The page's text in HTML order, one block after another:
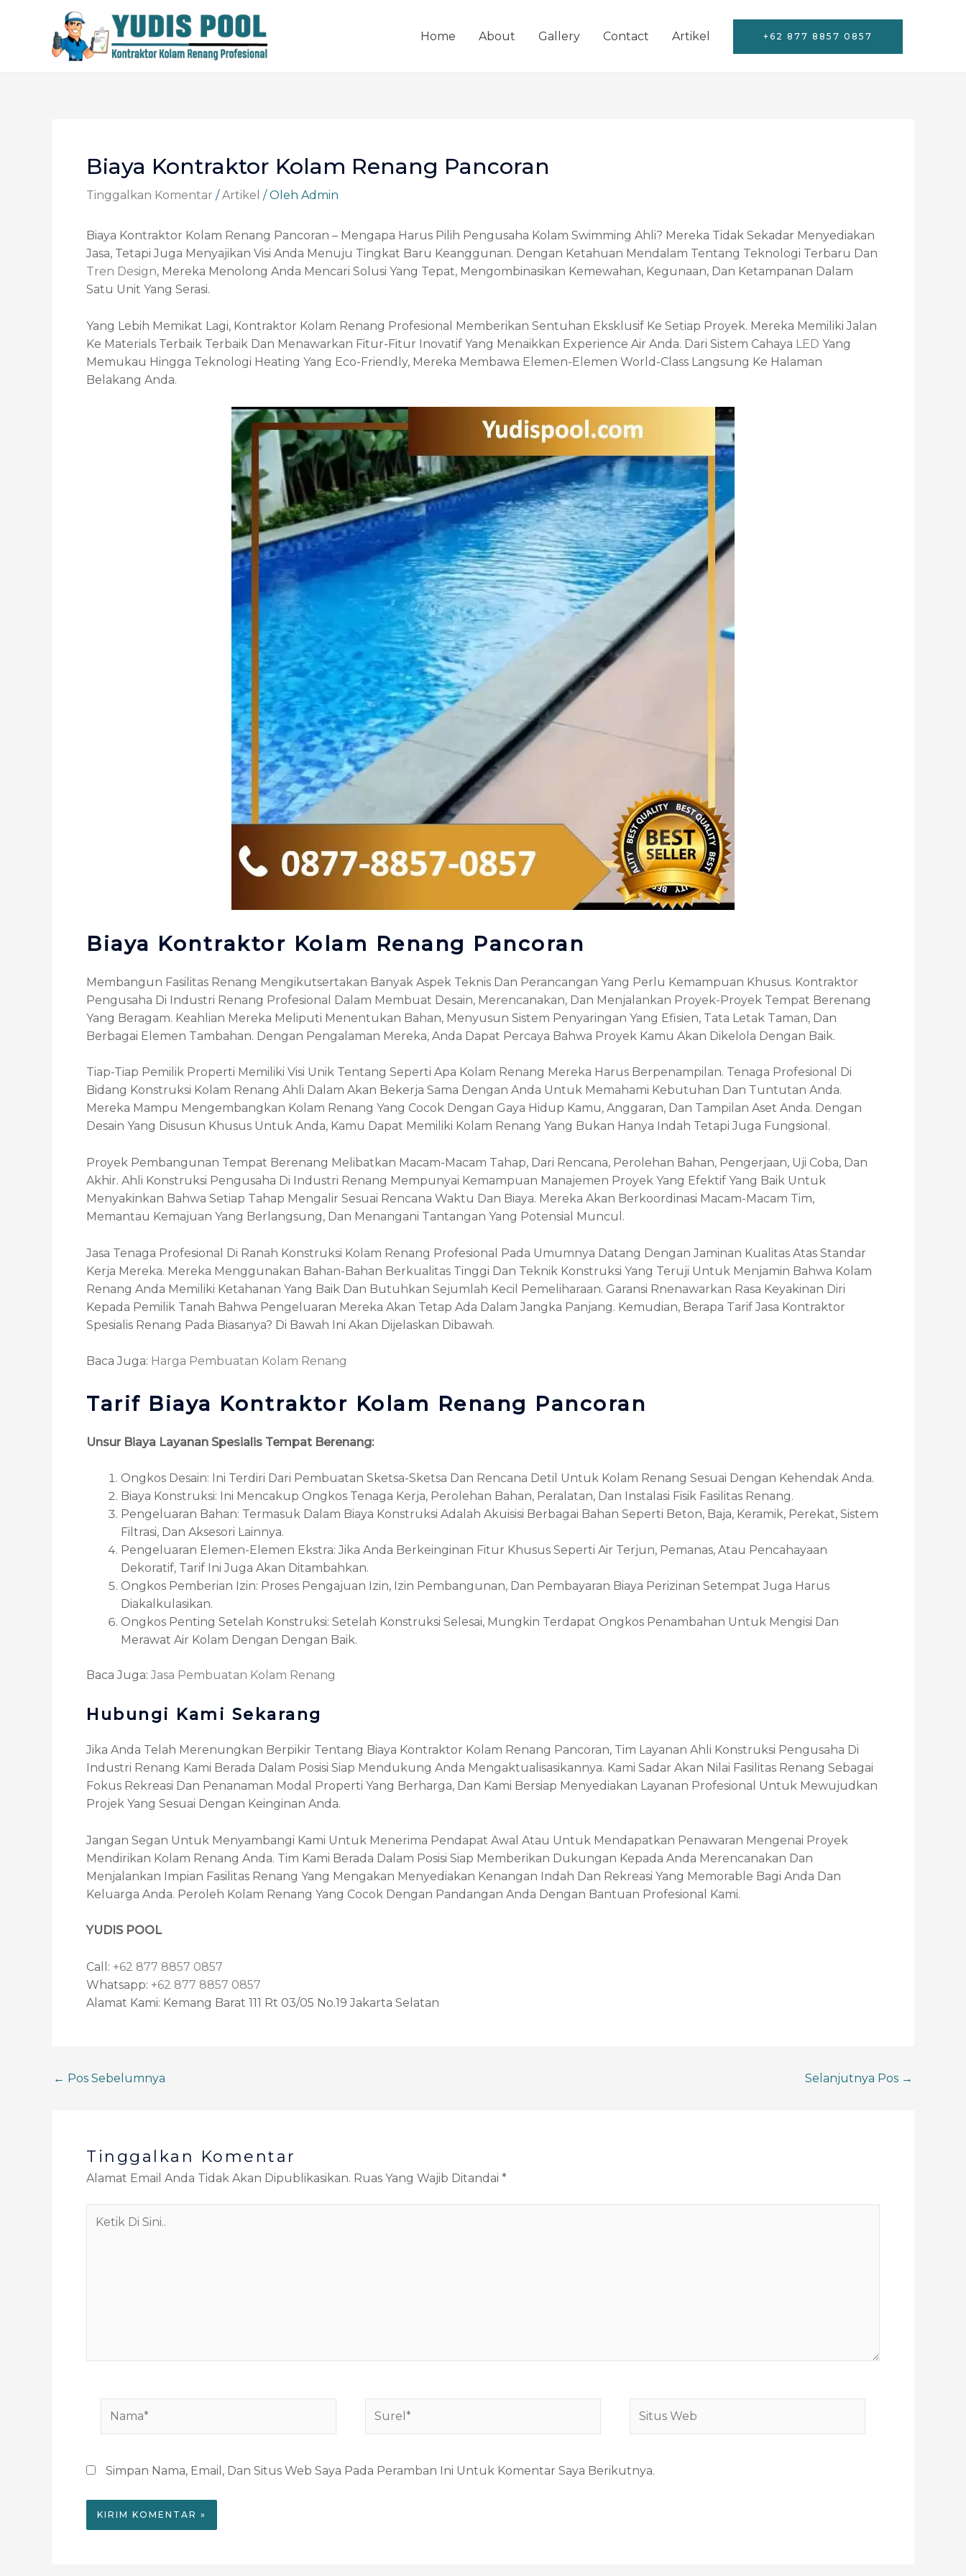
Home About Gallery Contact Artikel +62 877 8857 0857
Biaya Kontraktor Kolam Renang Pancoran
Tinggalkan Komentar /Artikel / Oleh Admin
Biaya Kontraktor Kolam Renang Pancoran – Mengapa Harus Pilih Pengusaha Kolam Swimming Ahli? Mereka Tidak Sekadar Menyediakan
Jasa, Tetapi Juga Menyajikan Visi Anda Menuju Tingkat Baru Keanggunan. Dengan Ketahuan Mendalam Tentang Teknologi Terbaru Dan
Tren Design, Mereka Menolong Anda Mencari Solusi Yang Tepat, Mengombinasikan Kemewahan, Kegunaan, Dan Ketampanan Dalam
Satu Unit Yang Serasi.
Yang Lebih Memikat Lagi, Kontraktor Kolam Renang Profesional Memberikan Sentuhan Eksklusif Ke Setiap Proyek. Mereka Memiliki Jalan
Ke Materials Terbaik Terbaik Dan Menawarkan Fitur-Fitur Inovatif Yang Menaikkan Experience Air Anda. Dari Sistem Cahaya LED Yang
Memukau Hingga Teknologi Heating Yang Eco-Friendly, Mereka Membawa Elemen-Elemen World-Class Langsung Ke Halaman
Belakang Anda.
Biaya Kontraktor Kolam Renang Pancoran
Membangun Fasilitas Renang Mengikutsertakan Banyak Aspek Teknis Dan Perancangan Yang Perlu Kemampuan Khusus. Kontraktor
Pengusaha Di Industri Renang Profesional Dalam Membuat Desain, Merencanakan, Dan Menjalankan Proyek-Proyek Tempat Berenang
Yang Beragam. Keahlian Mereka Meliputi Menentukan Bahan, Menyusun Sistem Penyaringan Yang Efisien, Tata Letak Taman, Dan
Berbagai Elemen Tambahan. Dengan Pengalaman Mereka, Anda Dapat Percaya Bahwa Proyek Kamu Akan Dikelola Dengan Baik.
Tiap-Tiap Pemilik Properti Memiliki Visi Unik Tentang Seperti Apa Kolam Renang Mereka Harus Berpenampilan. Tenaga Profesional Di
Bidang Konstruksi Kolam Renang Ahli Dalam Akan Bekerja Sama Dengan Anda Untuk Memahami Kebutuhan Dan Tuntutan Anda.
Mereka Mampu Mengembangkan Kolam Renang Yang Cocok Dengan Gaya Hidup Kamu, Anggaran, Dan Tampilan Aset Anda. Dengan
Desain Yang Disusun Khusus Untuk Anda, Kamu Dapat Memiliki Kolam Renang Yang Bukan Hanya Indah Tetapi Juga Fungsional.
Proyek Pembangunan Tempat Berenang Melibatkan Macam-Macam Tahap, Dari Rencana, Perolehan Bahan, Pengerjaan, Uji Coba, Dan
Akhir. Ahli Konstruksi Pengusaha Di Industri Renang Mempunyai Kemampuan Manajemen Proyek Yang Efektif Yang Baik Untuk
Menyakinkan Bahwa Setiap Tahap Mengalir Sesuai Rencana Waktu Dan Biaya. Mereka Akan Berkoordinasi Macam-Macam Tim,
Memantau Kemajuan Yang Berlangsung, Dan Menangani Tantangan Yang Potensial Muncul.
Jasa Tenaga Profesional Di Ranah Konstruksi Kolam Renang Profesional Pada Umumnya Datang Dengan Jaminan Kualitas Atas Standar
Kerja Mereka. Mereka Menggunakan Bahan-Bahan Berkualitas Tinggi Dan Teknik Konstruksi Yang Teruji Untuk Menjamin Bahwa Kolam
Renang Anda Memiliki Ketahanan Yang Baik Dan Butuhkan Sejumlah Kecil Pemeliharaan. Garansi Rnenawarkan Rasa Keyakinan Diri
Kepada Pemilik Tanah Bahwa Pengeluaran Mereka Akan Tetap Ada Dalam Jangka Panjang. Kemudian, Berapa Tarif Jasa Kontraktor
Spesialis Renang Pada Biasanya? Di Bawah Ini Akan Dijelaskan Dibawah.
Baca Juga: Harga Pembuatan Kolam Renang
Tarif Biaya Kontraktor Kolam Renang Pancoran
Unsur Biaya Layanan Spesialis Tempat Berenang:
Ongkos Desain: Ini Terdiri Dari Pembuatan Sketsa-Sketsa Dan Rencana Detil Untuk Kolam Renang Sesuai Dengan Kehendak Anda.
Biaya Konstruksi: Ini Mencakup Ongkos Tenaga Kerja, Perolehan Bahan, Peralatan, Dan Instalasi Fisik Fasilitas Renang.
Pengeluaran Bahan: Termasuk Dalam Biaya Konstruksi Adalah Akuisisi Berbagai Bahan Seperti Beton, Baja, Keramik, Perekat, Sistem
Filtrasi, Dan Aksesori Lainnya.
Pengeluaran Elemen-Elemen Ekstra: Jika Anda Berkeinginan Fitur Khusus Seperti Air Terjun, Pemanas, Atau Pencahayaan
Dekoratif, Tarif Ini Juga Akan Ditambahkan.
Ongkos Pemberian Izin: Proses Pengajuan Izin, Izin Pembangunan, Dan Pembayaran Biaya Perizinan Setempat Juga Harus
Diakalkulasikan.
Ongkos Penting Setelah Konstruksi: Setelah Konstruksi Selesai, Mungkin Terdapat Ongkos Penambahan Untuk Mengisi Dan
Merawat Air Kolam Dengan Dengan Baik.
Baca Juga: Jasa Pembuatan Kolam Renang
Hubungi Kami Sekarang
Jika Anda Telah Merenungkan Berpikir Tentang Biaya Kontraktor Kolam Renang Pancoran, Tim Layanan Ahli Konstruksi Pengusaha Di
Industri Renang Kami Berada Dalam Posisi Siap Mendukung Anda Mengaktualisasikannya. Kami Sadar Akan Nilai Fasilitas Renang Sebagai
Fokus Rekreasi Dan Penanaman Modal Properti Yang Berharga, Dan Kami Bersiap Menyediakan Layanan Profesional Untuk Mewujudkan
Projek Yang Sesuai Dengan Keinginan Anda.
Jangan Segan Untuk Menyambangi Kami Untuk Menerima Pendapat Awal Atau Untuk Mendapatkan Penawaran Mengenai Proyek
Mendirikan Kolam Renang Anda. Tim Kami Berada Dalam Posisi Siap Memberikan Dukungan Kepada Anda Merencanakan Dan
Menjalankan Impian Fasilitas Renang Yang Mengakan Menyediakan Kenangan Indah Dan Rekreasi Yang Memorable Bagi Anda Dan
Keluarga Anda. Peroleh Kolam Renang Yang Cocok Dengan Pandangan Anda Dengan Bantuan Profesional Kami.
YUDIS POOL
Call: +62 877 8857 0857
Whatsapp: +62 877 8857 0857
Alamat Kami: Kemang Barat 111 Rt 03/05 No.19 Jakarta Selatan
← Pos Sebelumnya Selanjutnya Pos →
Tinggalkan Komentar
Alamat Email Anda Tidak Akan Dipublikasikan. Ruas Yang Wajib Ditandai *
Web
Simpan Nama, Email, Dan Situs Web Saya Pada Peramban Ini Untuk Komentar Saya Berikutnya.